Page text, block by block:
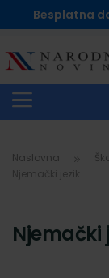
Besplatna
Naslovna
Njemački